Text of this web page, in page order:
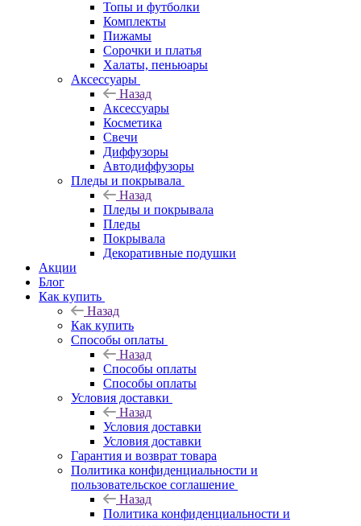
Топы и футболки
Комплекты
Пижамы
Сорочки и платья
Халаты, пеньюары
Аксессуары
Назад
Аксессуары
Косметика
Свечи
Диффузоры
Автодиффузоры
Пледы и покрывала
Назад
Пледы и покрывала
Пледы
Покрывала
Декоративные подушки
Акции
Блог
Как купить
Назад
Как купить
Способы оплаты
Назад
Способы оплаты
Способы оплаты
Условия доставки
Назад
Условия доставки
Условия доставки
Гарантия и возврат товара
Политика конфиденциальности и
пользовательское соглашение
Назад
Политика конфиденциальности и